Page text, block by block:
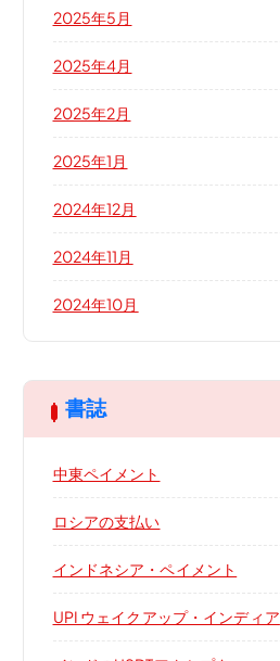
2025年5月
2025年4月
2025年2月
2025年1月
2024年12月
2024年11月
2024年10月
書誌
中東ペイメント
ロシアの支払い
インドネシア・ペイメント
UPI ウェイクアップ・インディア